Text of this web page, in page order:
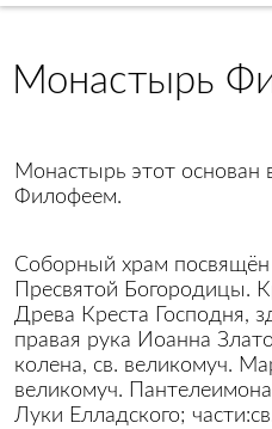
Монастырь
Монастырь этот основан
Филофеем.
Соборный храм посвящён
Пресвятой Богородицы.
Древа Креста Господня,
правая рука Иоанна
колена, св. великомуч.
великомуч.
Луки Елладского;